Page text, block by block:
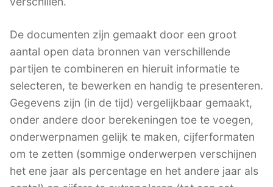
De documenten zijn gemaakt door een groot
aantal open data bronnen van verschillende
partijen te combineren en hieruit informatie te
selecteren, te bewerken en handig te presenteren.
Gegevens zijn (in de tijd) vergelijkbaar gemaakt,
onder andere door berekeningen toe te voegen,
onderwerpnamen gelijk te maken, cijferformaten
om te zetten (sommige onderwerpen verschijnen
het ene jaar als percentage en het andere jaar als